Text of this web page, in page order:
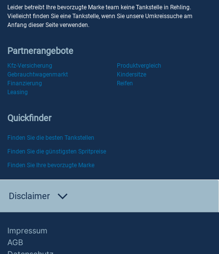
Leider betreibt Ihre bevorzugte Marke team keine Tankstelle in Rehling.
Vielleicht finden Sie eine Tankstelle, wenn Sie unsere Umkreissuche am
Anfang dieser Seite verwenden.
Partnerangebote
Kfz-Versicherung
Produktvergleich
Gebrauchtwagenmarkt
Kindersitze
Finanzierung
Reifen
Leasing
Quickfinder
Finden Sie die besten Tankstellen
Finden Sie die günstigsten Spritpreise
Finden Sie Ihre bevorzugte Marke
Disclaimer
Impressum
AGB